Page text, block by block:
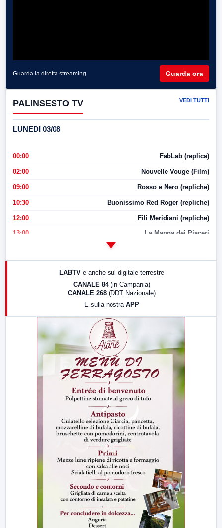
Guarda la diretta streaming Guarda ora
PALINSESTO TV VEDI TUTTI
LUNEDI 03/08
00:00 FabLab (replica)
02:00 Nouvelle Vouge (Film)
09:00 Rosso e Nero (repliche)
10:30 Buonissimo Red Roger (repliche)
12:00 Fili Meridiani (repliche)
13:00 La Mappa dei Piaceri
17:00 LabNews (replica)
LABTV e anche sul digitale terrestre
CANALE 84 (in Campania)
CANALE 268 (DDT Nazionale)
E sulla nostra APP